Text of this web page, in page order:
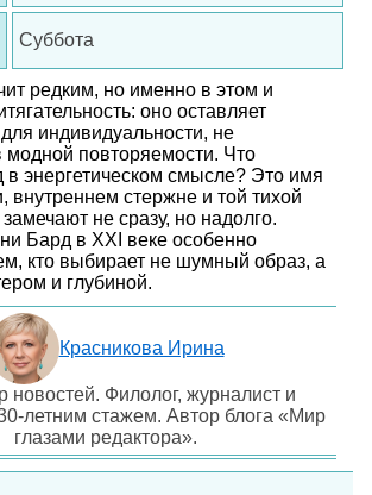
Суббота
редким, но именно в этом и
оно оставляет
индивидуальности, не
модной повторяемости. Что
в энергетическом смысле? Это имя
внутреннем стержне и той тихой
не сразу, но надолго.
Бард в XXI веке особенно
кто выбирает не шумный образ, а
и глубиной.
Красникова Ирина
новостей. Филолог, журналист и
летним стажем. Автор блога «Мир
глазами редактора».